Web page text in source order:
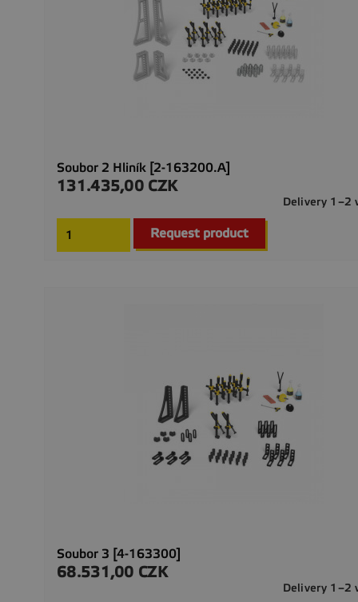
Soubor 2 Hliník [2-163200.A]
Preis
131.435,00 CZK
Delivery 1–2
Request product
Soubor 3 [4-163300]
Preis
68.531,00 CZK
Delivery 1–2